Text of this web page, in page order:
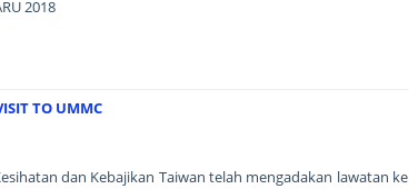
2018
TO UMMC
dan Kebajikan Taiwan telah mengadakan lawatan ke